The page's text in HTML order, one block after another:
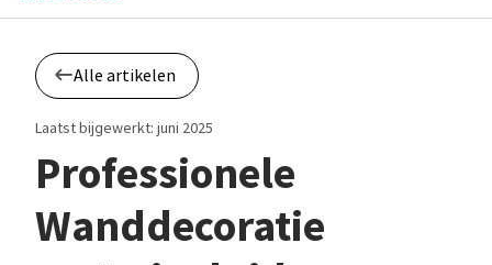
Alle artikelen
Laatst bijgewerkt: juni 2025
Professionele
Wanddecoratie